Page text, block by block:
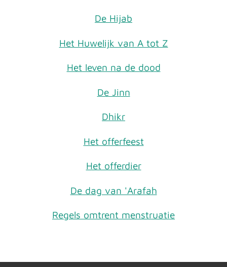
De Hijab
Het Huwelijk van A tot Z
Het leven na de dood
De Jinn
Dhikr
Het offerfeest
Het offerdier
De dag van 'Arafah
Regels omtrent menstruatie